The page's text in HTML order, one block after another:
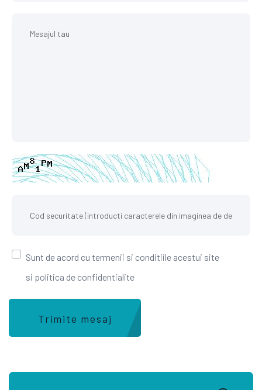
Sunt de acord cu termenii si conditiile acestui site
si politica de confidentialite
Trimite mesaj